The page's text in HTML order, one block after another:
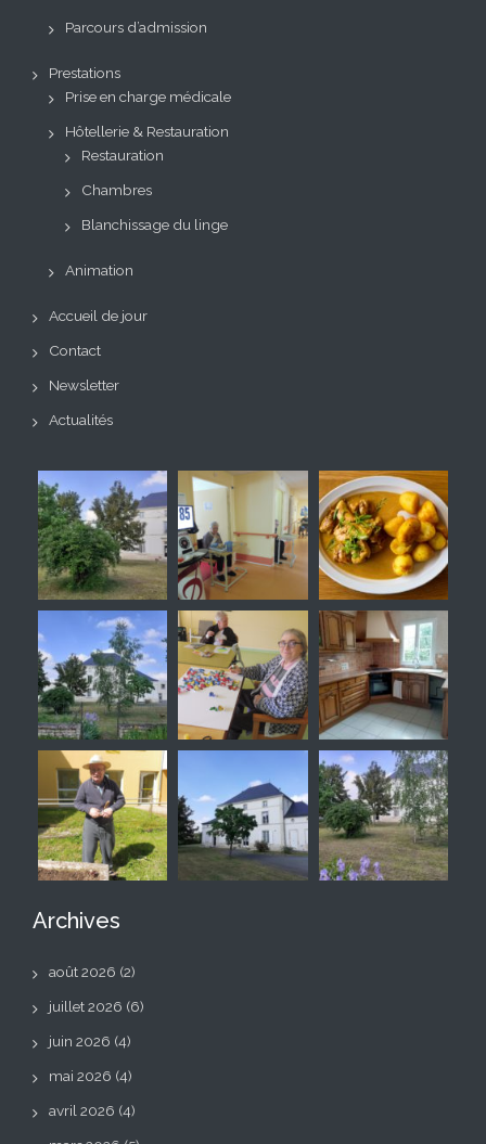
Parcours d’admission
Prestations
Prise en charge médicale
Hôtellerie & Restauration
Restauration
Chambres
Blanchissage du linge
Animation
Accueil de jour
Contact
Newsletter
Actualités
Archives
août 2026 (2)
juillet 2026 (6)
juin 2026 (4)
mai 2026 (4)
avril 2026 (4)